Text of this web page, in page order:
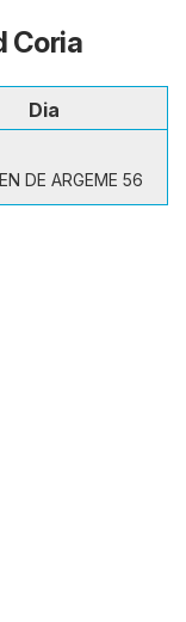
Coria
Dia
DE ARGEME 56